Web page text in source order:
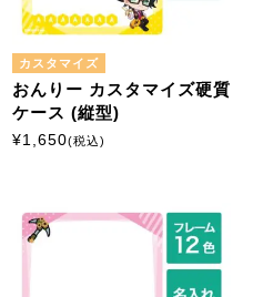
カスタマイズ
おんりー カスタマイズ硬質
ケース (縦型)
¥1,650(税込)